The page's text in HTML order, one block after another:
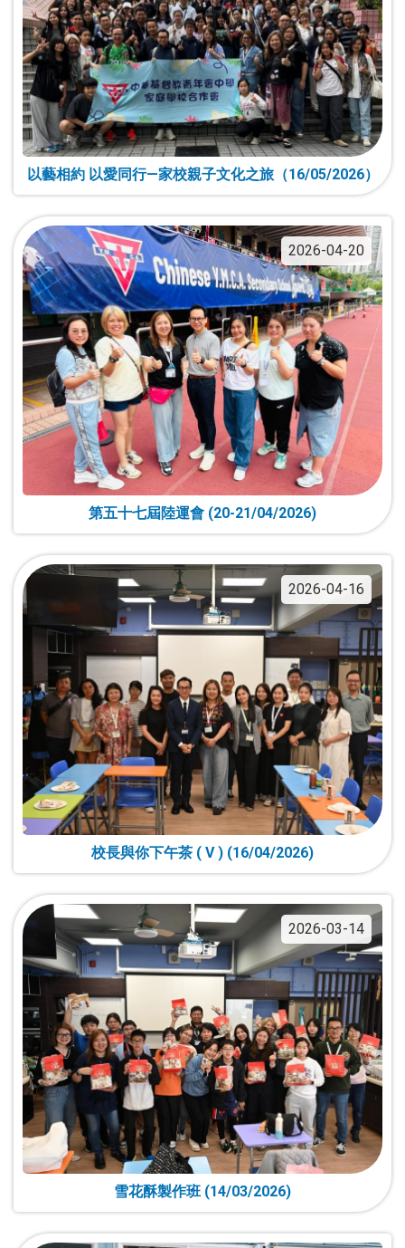
以藝相約 以愛同行—家校親子文化之旅（16/05/2026）
2026-04-20
第五十七屆陸運會 (20-21/04/2026)
2026-04-16
校長與你下午茶 ( V ) (16/04/2026)
2026-03-14
雪花酥製作班 (14/03/2026)